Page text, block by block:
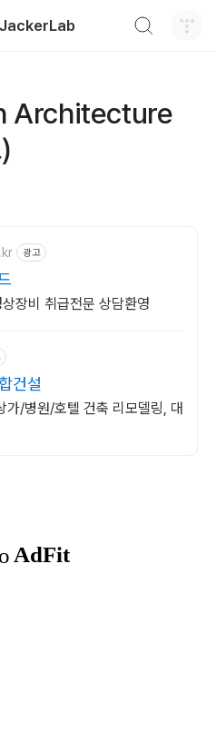
Architecture
광고
장비 취급전문 상담환영
건설
가/병원/호텔 건축 리모델링, 대